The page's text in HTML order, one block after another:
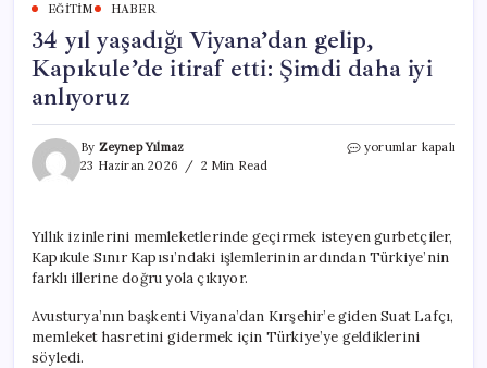
EĞITIM HABER
34 yıl yaşadığı Viyana’dan gelip,
Kapıkule’de itiraf etti: Şimdi daha iyi
anlıyoruz
By Zeynep Yılmaz
23 Haziran 2026
2 Min Read
34
Kapıkule’de
itiraf
daha
iyi
yorumlar kapalı
Yıllık izinlerini memleketlerinde geçirmek isteyen gurbetçiler,
Kapıkule Sınır Kapısı’ndaki işlemlerinin ardından Türkiye’nin
farklı illerine doğru yola çıkıyor.
Avusturya’nın başkenti Viyana’dan Kırşehir’e giden Suat Lafçı,
memleket hasretini gidermek için Türkiye’ye geldiklerini
söyledi.